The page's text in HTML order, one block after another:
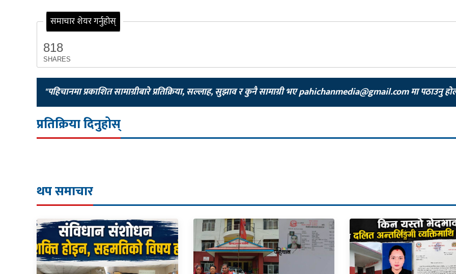
समाचार शेयर गर्नुहोस्
818
SHARES
"पहिचानमा प्रकाशित सामाग्रीबारे प्रतिक्रिया, सल्लाह, सुझाव र कुनै सामाग्री भएpahichanmedia@gmail.comमा पठाउनु
प्रतिक्रिया दिनुहोस्
थप समाचार